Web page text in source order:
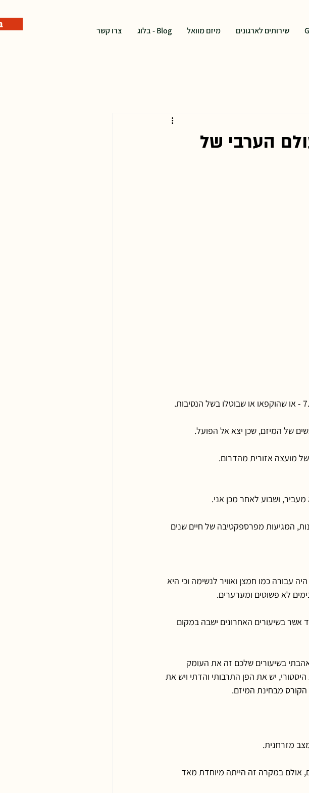
שירותים לארגונים מיזם מוואל Blog - בלוג צרו קשר
הערבי של
של המיזם, שכן יצא אל הפועל.
מועצה אזורית מהדרום.
ושבוע לאחר מכן אני.
המגיעות מפרספקטיבה של חיים שנים
כמו חמצן ואוויר לנשימה וכי היא
לא פשוטים ומערערים.
בשיעורים האחרונים ישבה במקום
בשיעורים שלכם זה את העומק
יש את הפן התרבותי והדתי ויש את
מבחינת המיזם.
אולם במקרה זה הייתה מיוחדת מאד